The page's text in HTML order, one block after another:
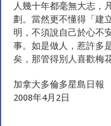
人幾十年都毫無大志，
劃。當然更不懂得「建
明，不須說自己於心不
事。如是做人，惹許多
矣，那管得別人喜歡梅
加拿大多倫多星島日報
2008年4月2日